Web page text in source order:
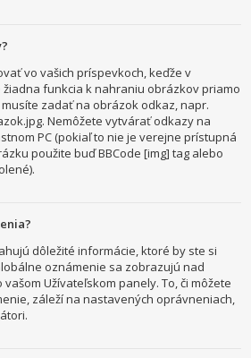
vo vašich príspevkoch, keďže v
funkcia k nahraniu obrázkov priamo
zadať na obrázok odkaz, napr.
Nemôžete vytvárať odkazy na
PC (pokiaľ to nie je verejne prístupná
použite buď BBCode [img] tag alebo
dôležité informácie, ktoré by ste si
oznámenie sa zobrazujú nad
Užívateľskom panely. To, či môžete
záleží na nastavených oprávneniach,